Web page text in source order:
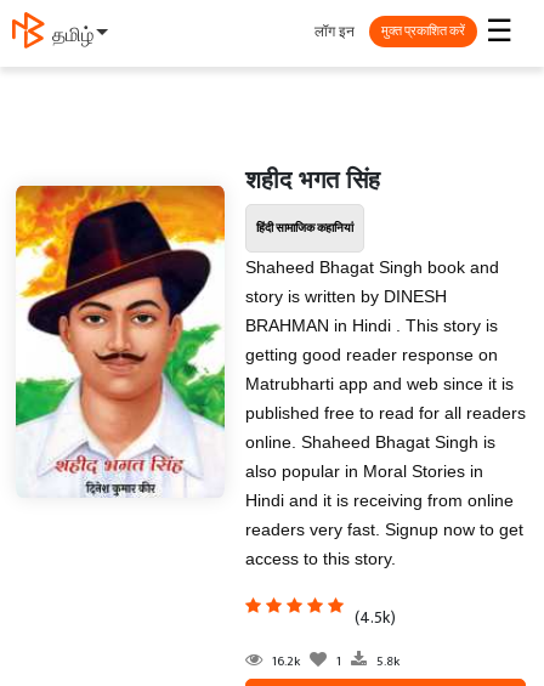
தமிழ் ☰
लॉग इन मुक्त प्रकाशित करें
शहीद भगत सिंह
हिंदी सामाजिक कहानियां
Shaheed Bhagat Singh book and
story is written by DINESH
BRAHMAN in Hindi . This story is
getting good reader response on
Matrubharti app and web since it is
published free to read for all readers
online. Shaheed Bhagat Singh is
also popular in Moral Stories in
Hindi and it is receiving from online
readers very fast. Signup now to get
access to this story.
(4.5k)
16.2k 1 5.8k